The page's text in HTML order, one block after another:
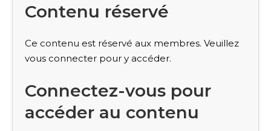
Contenu réservé
Ce contenu est réservé aux membres. Veuillez
vous connecter pour y accéder.
Connectez-vous pour
accéder au contenu